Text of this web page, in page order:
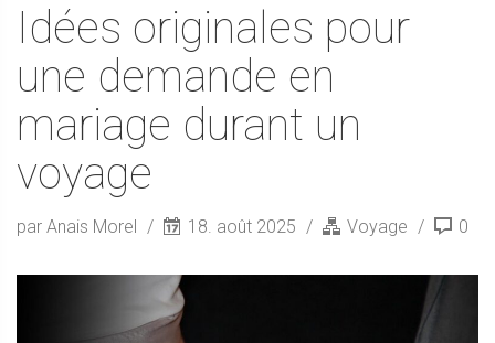
Idées originales pour
une demande en
mariage durant un
voyage
par Anais Morel 18. août 2025 Voyage 0